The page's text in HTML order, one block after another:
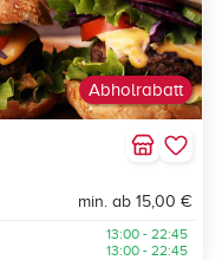
Abholrabatt
min. ab 15,00 €
13:00 - 22:45
13:00 - 22:45